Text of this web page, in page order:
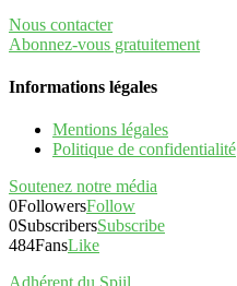
Nous contacter
Abonnez-vous gratuitement
Informations légales
Mentions légales
Politique de confidentialité
Soutenez notre média
0FollowersFollow
0SubscribersSubscribe
484FansLike